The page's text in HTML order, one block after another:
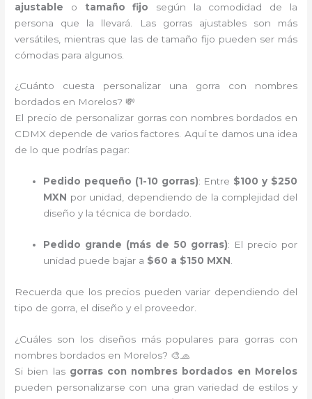
ajustable o tamaño fijo según la comodidad de la
persona que la llevará. Las gorras ajustables son más
versátiles, mientras que las de tamaño fijo pueden ser más
cómodas para algunos.
¿Cuánto cuesta personalizar una gorra con nombres
bordados en Morelos? 💸
El precio de personalizar gorras con nombres bordados en
CDMX depende de varios factores. Aquí te damos una idea
de lo que podrías pagar:
Pedido pequeño (1-10 gorras): Entre $100 y $250
MXN por unidad, dependiendo de la complejidad del
diseño y la técnica de bordado.
Pedido grande (más de 50 gorras): El precio por
unidad puede bajar a $60 a $150 MXN
Recuerda que los precios pueden variar dependiendo del
tipo de gorra, el diseño y el proveedor.
¿Cuáles son los diseños más populares para gorras con
nombres bordados en Morelos? 🎨🧢
Si bien las gorras con nombres bordados en Morelos
pueden personalizarse con una gran variedad de estilos y